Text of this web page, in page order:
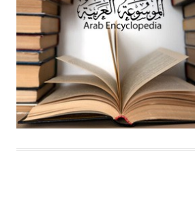
له الفضل بأنه حرر الطب من
والفلسفة.
هل تعلم أن المرجان إفراز حيواني
يتكون في البحر ويتركب من مادة
الكلسيوم، وهو أحمر أو شديد
وهو أجود أنواعه، ويمتاز بكبر
ويسمى الش